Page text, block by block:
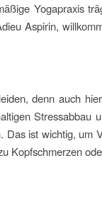
Yogapraxis
Aspirin,
denn auch
Stressabbau
Das ist wichtig, um
Kopfschmerzen